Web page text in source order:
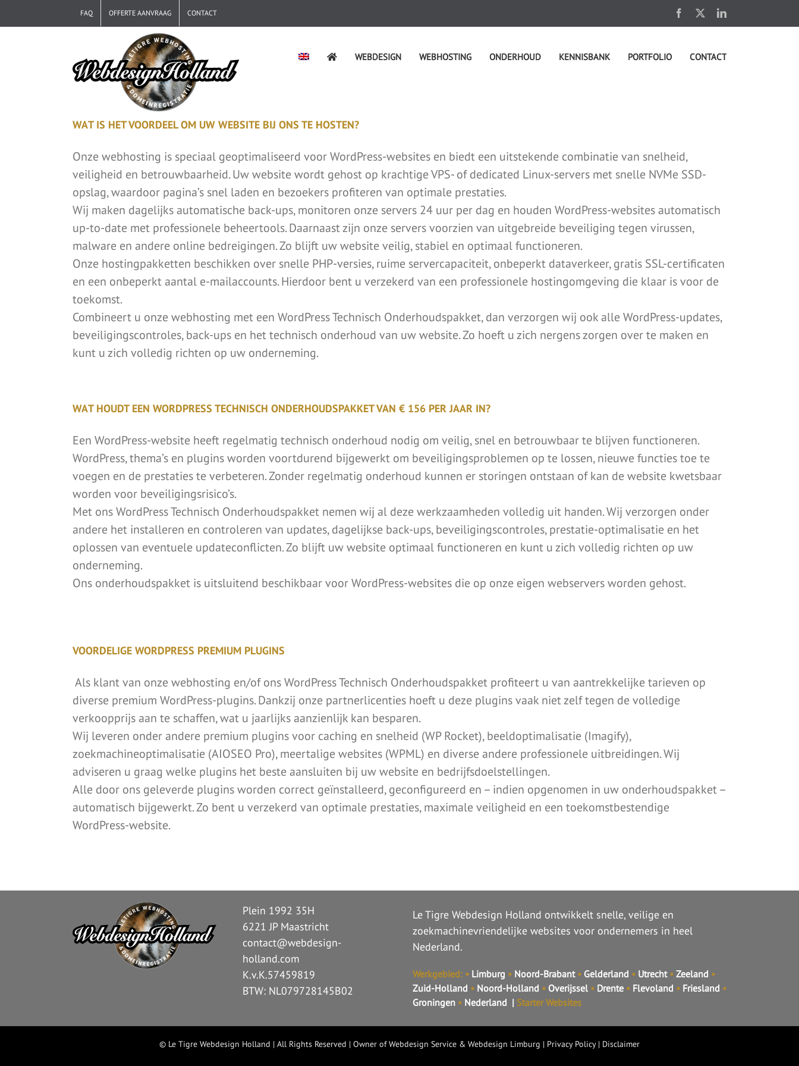
naar
FAQ OFFERTE AANVRAAG CONTACT Facebook LinkedIn
WEBDESIGN WEBHOSTING ONDERHOUD KENNISBANK PORTFOLIO CONTACT
WAT IS HET VOORDEEL OM UW WEBSITE BIJ ONS TE HOSTEN?
Onze webhosting is speciaal geoptimaliseerd voor WordPress-websites en biedt een uitstekende combinatie van snelheid,
veiligheid en betrouwbaarheid. Uw website wordt gehost op krachtige VPS- of dedicated Linux-servers met snelle NVMe SSD-
opslag, waardoor pagina’s snel laden en bezoekers profiteren van optimale prestaties.
Wij maken dagelijks automatische back-ups, monitoren onze servers 24 uur per dag en houden WordPress-websites automatisch
up-to-date met professionele beheertools. Daarnaast zijn onze servers voorzien van uitgebreide beveiliging tegen virussen,
malware en andere online bedreigingen. Zo blijft uw website veilig, stabiel en optimaal functioneren.
Onze hostingpakketten beschikken over snelle PHP-versies, ruime servercapaciteit, onbeperkt dataverkeer, gratis SSL-certificaten
en een onbeperkt aantal e-mailaccounts. Hierdoor bent u verzekerd van een professionele hostingomgeving die klaar is voor de
toekomst.
Combineert u onze webhosting met een WordPress Technisch Onderhoudspakket, dan verzorgen wij ook alle WordPress-updates,
beveiligingscontroles, back-ups en het technisch onderhoud van uw website. Zo hoeft u zich nergens zorgen over te maken en
kunt u zich volledig richten op uw onderneming.
WAT HOUDT EEN WORDPRESS TECHNISCH ONDERHOUDSPAKKET VAN € 156 PER JAAR IN?
Een WordPress-website heeft regelmatig technisch onderhoud nodig om veilig, snel en betrouwbaar te blijven functioneren.
WordPress, thema’s en plugins worden voortdurend bijgewerkt om beveiligingsproblemen op te lossen, nieuwe functies toe te
voegen en de prestaties te verbeteren. Zonder regelmatig onderhoud kunnen er storingen ontstaan of kan de website kwetsbaar
worden voor beveiligingsrisico’s.
Met ons WordPress Technisch Onderhoudspakket nemen wij al deze werkzaamheden volledig uit handen. Wij verzorgen onder
andere het installeren en controleren van updates, dagelijkse back-ups, beveiligingscontroles, prestatie-optimalisatie en het
oplossen van eventuele updateconflicten. Zo blijft uw website optimaal functioneren en kunt u zich volledig richten op uw
onderneming.
Ons onderhoudspakket is uitsluitend beschikbaar voor WordPress-websites die op onze eigen webservers worden gehost.
VOORDELIGE WORDPRESS PREMIUM PLUGINS
Als klant van onze webhosting en/of ons WordPress Technisch Onderhoudspakket profiteert u van aantrekkelijke tarieven op
diverse premium WordPress-plugins. Dankzij onze partnerlicenties hoeft u deze plugins vaak niet zelf tegen de volledige
verkoopprijs aan te schaffen, wat u jaarlijks aanzienlijk kan besparen.
Wij leveren onder andere premium plugins voor caching en snelheid (WP Rocket), beeldoptimalisatie (Imagify),
zoekmachineoptimalisatie (AIOSEO Pro), meertalige websites (WPML) en diverse andere professionele uitbreidingen. Wij
adviseren u graag welke plugins het beste aansluiten bij uw website en bedrijfsdoelstellingen.
Alle door ons geleverde plugins worden correct geïnstalleerd, geconfigureerd en – indien opgenomen in uw onderhoudspakket –
automatisch bijgewerkt. Zo bent u verzekerd van optimale prestaties, maximale veiligheid en een toekomstbestendige
WordPress-website.
Plein 1992 35H
6221 JP Maastricht
contact@webdesign-
holland.com
K.v.K.57459819
BTW: NL079728145B02
Le Tigre Webdesign Holland ontwikkelt snelle, veilige en
zoekmachinevriendelijke websites voor ondernemers in heel
Nederland.
Werkgebied: • Limburg •Noord-Brabant •Gelderland •Utrecht •Zeeland •
Zuid-Holland •Noord-Holland •Overijssel •Drente •Flevoland •Friesland •
Groningen • Nederland | Starter Websites
© Le Tigre Webdesign Holland | All Rights Reserved | Owner ofWebdesign Service & Webdesign Limburg | Privacy Policy| Disclaimer